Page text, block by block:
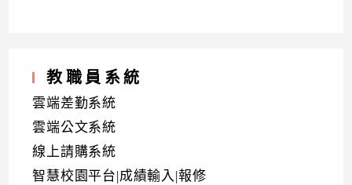
教職員系統
雲端差勤系統
雲端公文系統
線上請購系統
智慧校園平台|成績輸入|報修